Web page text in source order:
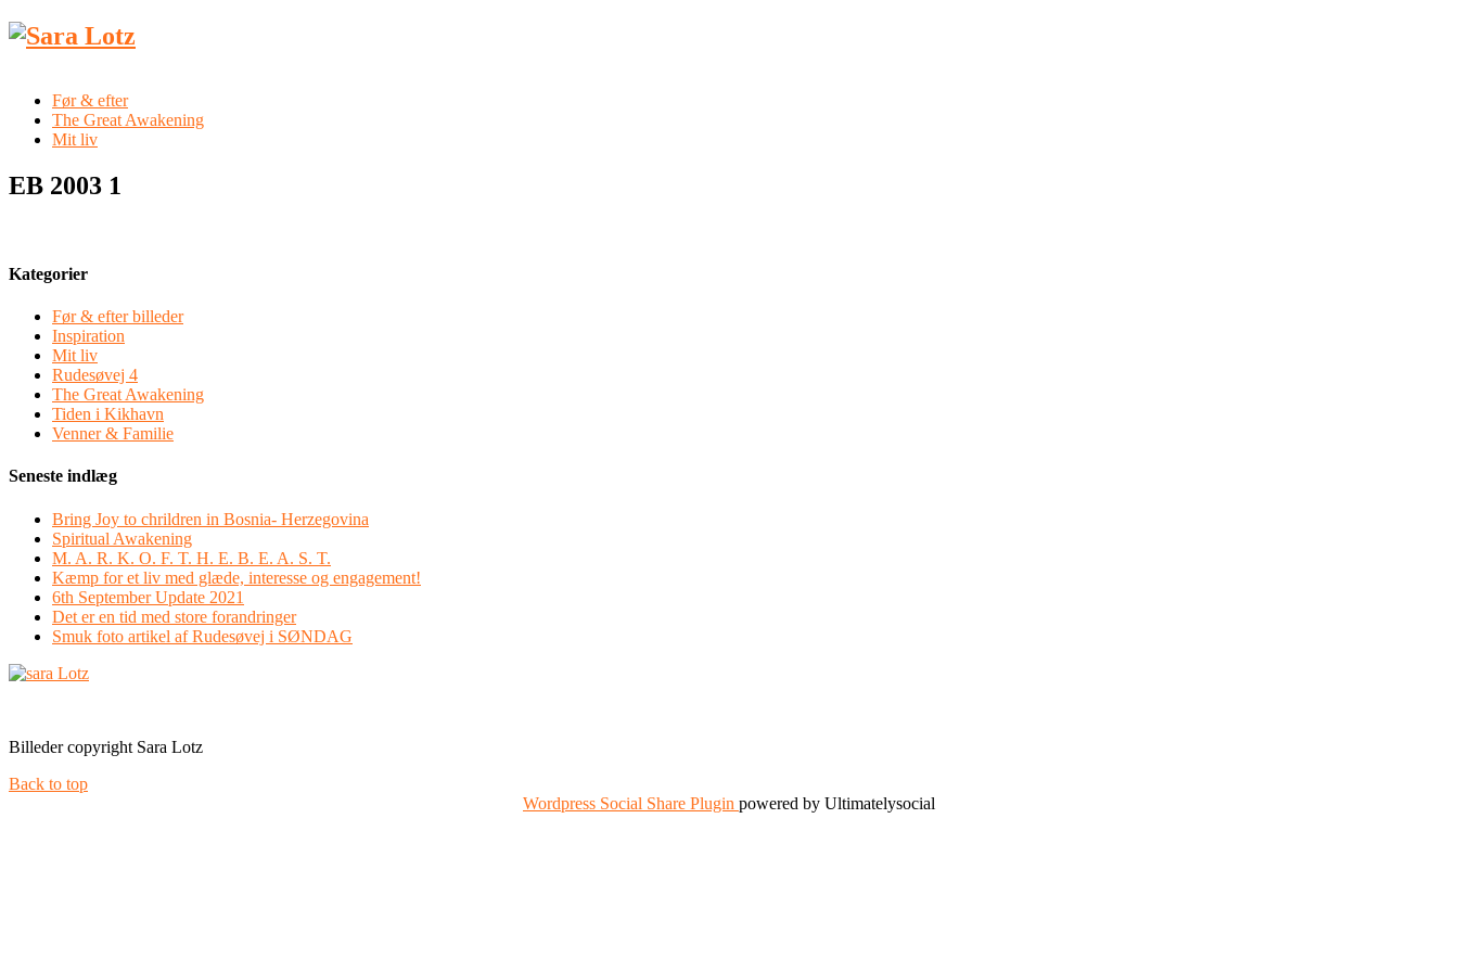
Før & efter
The Great Awakening
Mit liv
EB 2003 1
Kategorier
Før & efter billeder
Inspiration
Mit liv
Rudesøvej 4
The Great Awakening
Tiden i Kikhavn
Venner & Familie
Seneste indlæg
Bring Joy to chrildren in Bosnia- Herzegovina
Spiritual Awakening
M. A. R. K. O. F. T. H. E. B. E. A. S. T.
Kæmp for et liv med glæde, interesse og engagement!
6th September Update 2021
Det er en tid med store forandringer
Smuk foto artikel af Rudesøvej i SØNDAG
Billeder copyright Sara Lotz
Back to top
Wordpress Social Share Plugin powered by Ultimatelysocial